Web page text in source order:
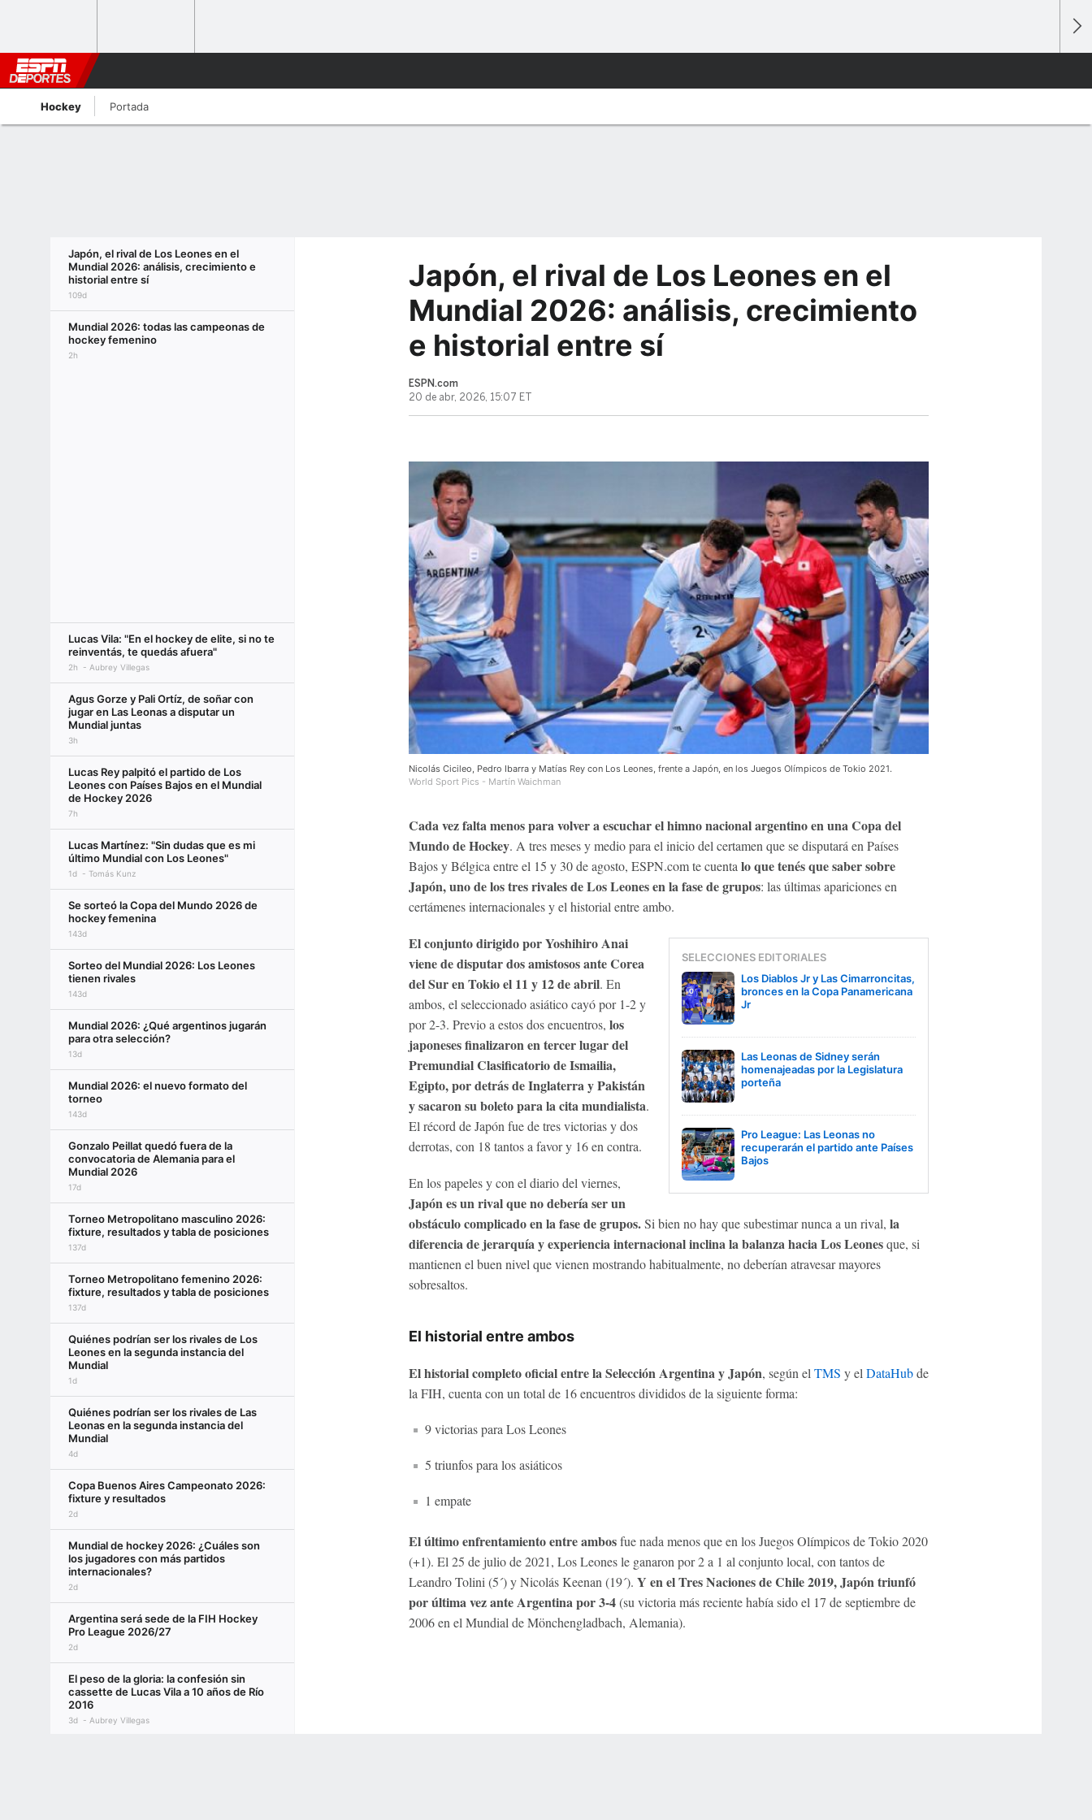
Hockey Portada
Japón, el rival de Los Leones en el
Mundial 2026: análisis, crecimiento e
historial entre sí
109d
Mundial 2026: todas las campeonas de
hockey femenino
2h
Lucas Vila: "En el hockey de elite, si no te
reinventás, te quedás afuera"
2h Aubrey Villegas
Agus Gorze y Pali Ortíz, de soñar con
jugar en Las Leonas a disputar un
Mundial juntas
3h
Lucas Rey palpitó el partido de Los
Leones con Países Bajos en el Mundial
de Hockey 2026
7h
Lucas Martínez: "Sin dudas que es mi
último Mundial con Los Leones"
1d Tomás Kunz
Se sorteó la Copa del Mundo 2026 de
hockey femenina
143d
Sorteo del Mundial 2026: Los Leones
tienen rivales
143d
Mundial 2026: ¿Qué argentinos jugarán
para otra selección?
13d
Mundial 2026: el nuevo formato del
torneo
143d
Gonzalo Peillat quedó fuera de la
convocatoria de Alemania para el
Mundial 2026
17d
Torneo Metropolitano masculino 2026:
fixture, resultados y tabla de posiciones
137d
Torneo Metropolitano femenino 2026:
fixture, resultados y tabla de posiciones
137d
Quiénes podrían ser los rivales de Los
Leones en la segunda instancia del
Mundial
1d
Quiénes podrían ser los rivales de Las
Leonas en la segunda instancia del
Mundial
4d
Copa Buenos Aires Campeonato 2026:
fixture y resultados
2d
Mundial de hockey 2026: ¿Cuáles son
los jugadores con más partidos
internacionales?
2d
Argentina será sede de la FIH Hockey
Pro League 2026/27
2d
El peso de la gloria: la confesión sin
cassette de Lucas Vila a 10 años de Río
2016
3d Aubrey Villegas
Japón, el rival de Los Leones en el
Mundial 2026: análisis, crecimiento
e historial entre sí
ESPN.com
20 de abr, 2026, 15:07 ET
Nicolás Cicileo, Pedro Ibarra y Matías Rey con Los Leones, frente a Japón, en los Juegos Olímpicos de Tokio 2021.
World Sport Pics - Martín Waichman
Cada vez falta menos para volver a escuchar el himno nacional argentino en una Copa del
Mundo de Hockey. A tres meses y medio para el inicio del certamen que se disputará en Países
Bajos y Bélgica entre el 15 y 30 de agosto, ESPN.com te cuentalo que tenés que saber sobre
Japón, uno de los tres rivales de Los Leones en la fase de grupos: las últimas apariciones en
certámenes internacionales y el historial entre ambo.
SELECCIONES EDITORIALES
Los Diablos Jr y Las Cimarroncitas,
bronces en la Copa Panamericana
Jr
Las Leonas de Sidney serán
homenajeadas por la Legislatura
porteña
Pro League: Las Leonas no
recuperarán el partido ante Países
Bajos
El conjunto dirigido por Yoshihiro Anai
viene de disputar dos amistosos ante Corea
del Sur en Tokio el 11 y 12 de abril. En
ambos, el seleccionado asiático cayó por 1-2 y
por 2-3. Previo a estos dos encuentros, los
japoneses finalizaron en tercer lugar del
Premundial Clasificatorio de Ismailia,
Egipto, por detrás de Inglaterra y Pakistán
y sacaron su boleto para la cita mundialista.
El récord de Japón fue de tres victorias y dos
derrotas, con 18 tantos a favor y 16 en contra.
En los papeles y con el diario del viernes,
Japón es un rival que no debería ser un
obstáculo complicado en la fase de grupos.Si bien no hay que subestimar nunca a un rival, la
diferencia de jerarquía y experiencia internacional inclina la balanza hacia Los Leonesque, si
mantienen el buen nivel que vienen mostrando habitualmente, no deberían atravesar mayores
sobresaltos.
El historial entre ambos
El historial completo oficial entre la Selección Argentina y Japón, según elTMS y elDataHubde
la FIH, cuenta con un total de 16 encuentros divididos de la siguiente forma:
9 victorias para Los Leones
5 triunfos para los asiáticos
1 empate
El último enfrentamiento entre ambosfue nada menos que en los Juegos Olímpicos de Tokio 2020
(+1). El 25 de julio de 2021, Los Leones le ganaron por 2 a 1 al conjunto local, con tantos de
Leandro Tolini (5´) y Nicolás Keenan (19´). Y en el Tres Naciones de Chile 2019, Japón triunfó
por última vez ante Argentina por 3-4(su victoria más reciente había sido el 17 de septiembre de
2006 en el Mundial de Mönchengladbach, Alemania).